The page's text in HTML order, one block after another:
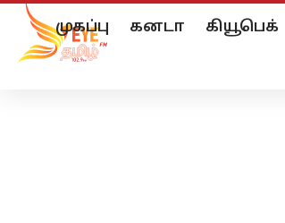
முகப்பு கனடா கியூபெக்